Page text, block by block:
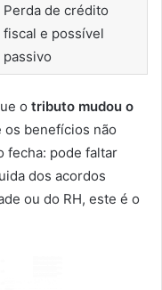
Perda de crédito
fiscal e possível
passivo
o tributo mudou o
os benefícios não
fecha: pode faltar
dos acordos
ou do RH, este é o